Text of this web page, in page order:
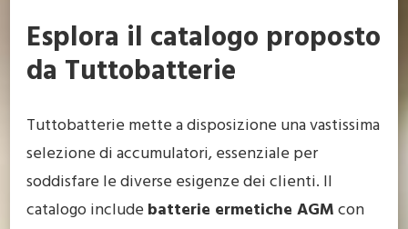
Esplora il catalogo proposto
da Tuttobatterie
Tuttobatterie mette a disposizione una vastissima
selezione di accumulatori, essenziale per
soddisfare le diverse esigenze dei clienti. Il
catalogo include batterie ermetiche AGMcon